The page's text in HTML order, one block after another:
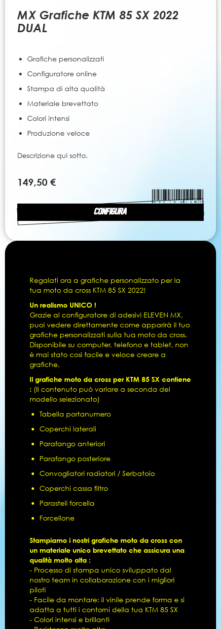
MX Grafiche KTM 85 SX 2022
DUAL
Grafiche personalizzati
Configuratore online
Stampa di alta qualità
Materiale brevettato
Colori intensi
Produzione veloce
Descrizione qui sotto.
CONFIGURA
149,50 €
della
galleria
Regalati ora a grafiche personalizzato per la
tua moto da cross KTM 85 SX 2022!
Un realismo UNICO !
Grazie al configuratore di adesivi ELEVEN MX,
puoi vedere direttamente come apparirà il tuo
grafiche personalizzati sulla tua moto da cross.
Disponibile su computer, telefono e tablet, non
è mai stato così facile e veloce creare a
grafiche.
Il grafiche moto da cross per KTM 85 SX contiene
: (Il contenuto può variare a seconda del
modello selezionato)
Tabella portanumero
Coperchi laterali
Parafango anteriori
Parafango posteriore
Convogliatori radiatori / Serbatoio
Coperchi cassa filtro
Parasteli forcella
Forcellone
Stampiamo i nostri grafiche moto da cross con
un materiale unico brevettato che assicura una
qualità molto alta :
- Processo di stampa unico sviluppato dal
nostro team in collaborazione con i migliori
piloti
- Facile da montare: il vinile prende forma e si
adatta a tutti i contorni della tua KTM 85 SX
- Colori intensi e brillanti